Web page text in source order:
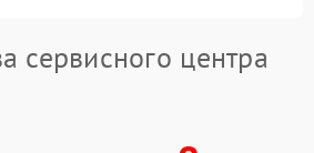
сервисного центра